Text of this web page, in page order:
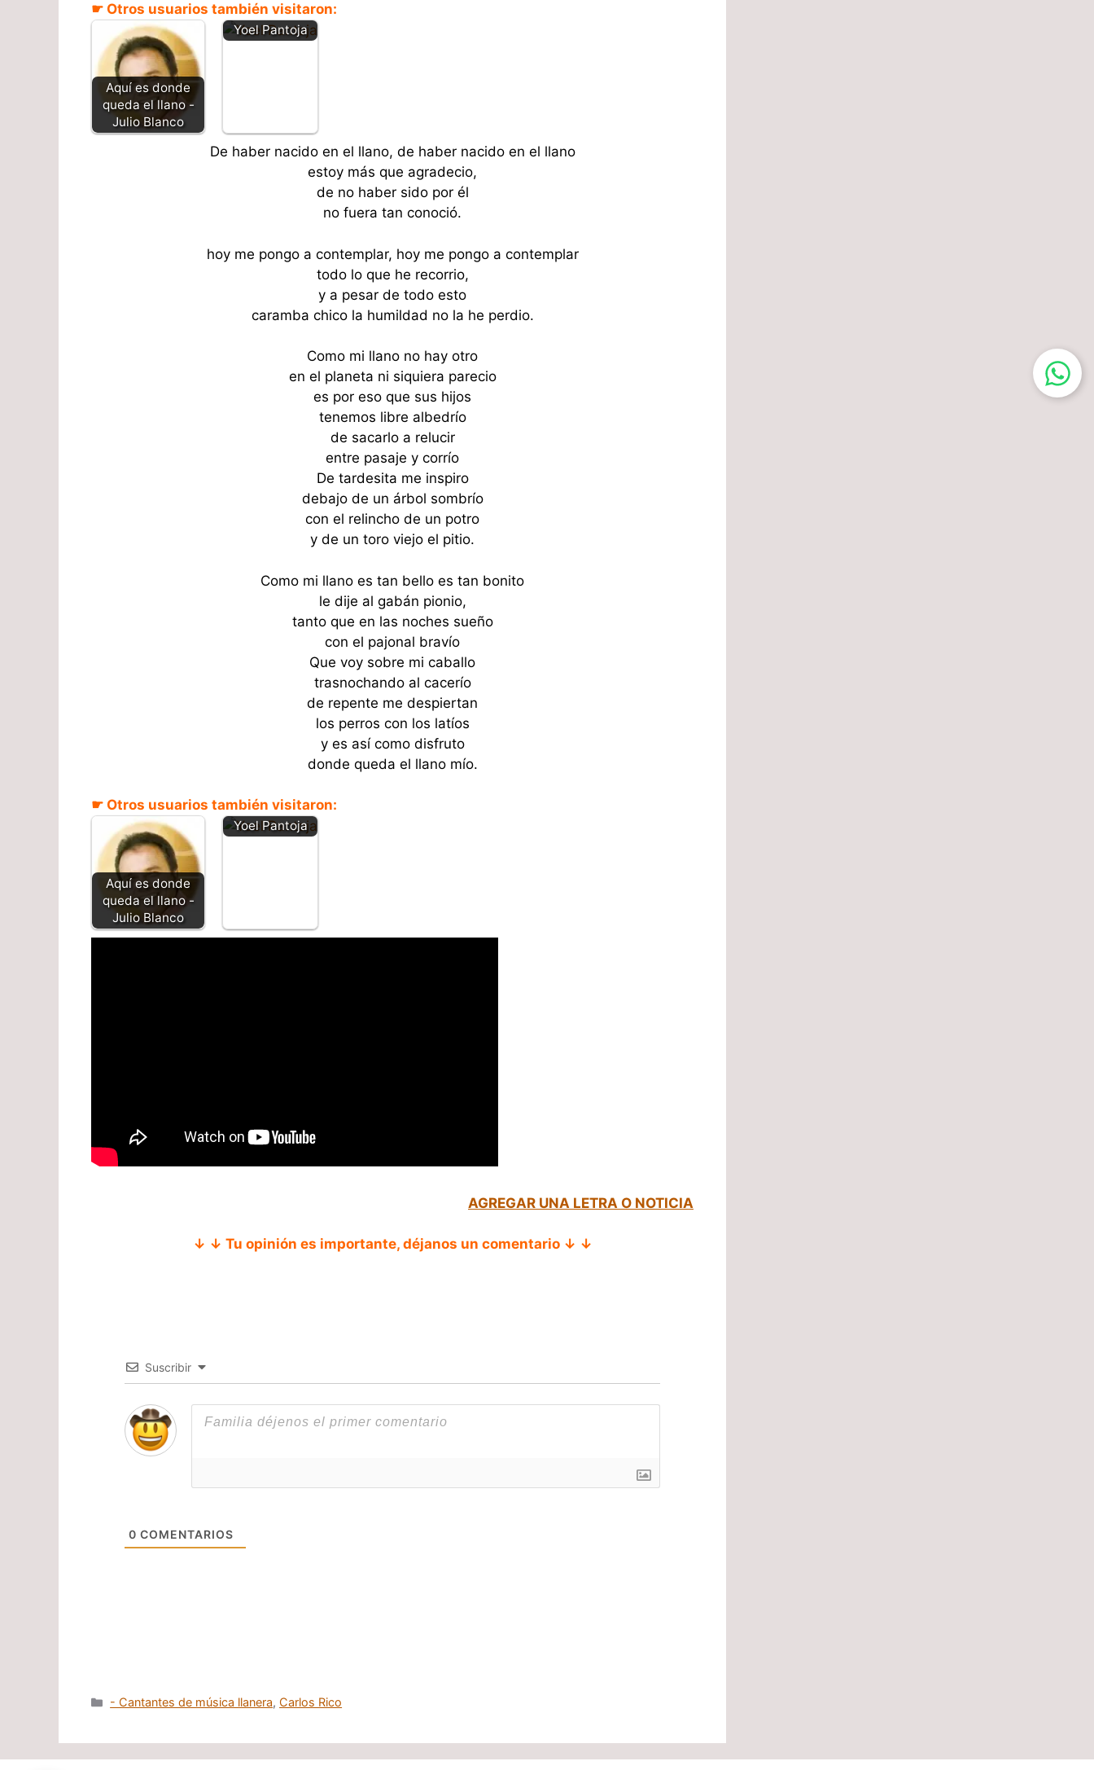
☛ Otros usuarios también visitaron:
Aquí es donde
queda el llano -
Julio Blanco
traerles llano -
Yoel Pantoja
De haber nacido en el llano, de haber nacido en el llano
estoy más que agradecio,
de no haber sido por él
no fuera tan conoció.
hoy me pongo a contemplar, hoy me pongo a contemplar
todo lo que he recorrio,
y a pesar de todo esto
caramba chico la humildad no la he perdio.
Como mi llano no hay otro
en el planeta ni siquiera parecio
es por eso que sus hijos
tenemos libre albedrío
de sacarlo a relucir
entre pasaje y corrío
De tardesita me inspiro
debajo de un árbol sombrío
con el relincho de un potro
y de un toro viejo el pitio.
Como mi llano es tan bello es tan bonito
le dije al gabán pionio,
tanto que en las noches sueño
con el pajonal bravío
Que voy sobre mi caballo
trasnochando al cacerío
de repente me despiertan
los perros con los latíos
y es así como disfruto
donde queda el llano mío.
☛ Otros usuarios también visitaron:
Aquí es donde
queda el llano -
Julio Blanco
traerles llano -
Yoel Pantoja
AGREGAR UNA LETRA O NOTICIA
↓ ↓ Tu opinión es importante, déjanos un comentario ↓ ↓
Suscribir
0 COMENTARIOS
Categorías
- Cantantes de música llanera, Carlos Rico